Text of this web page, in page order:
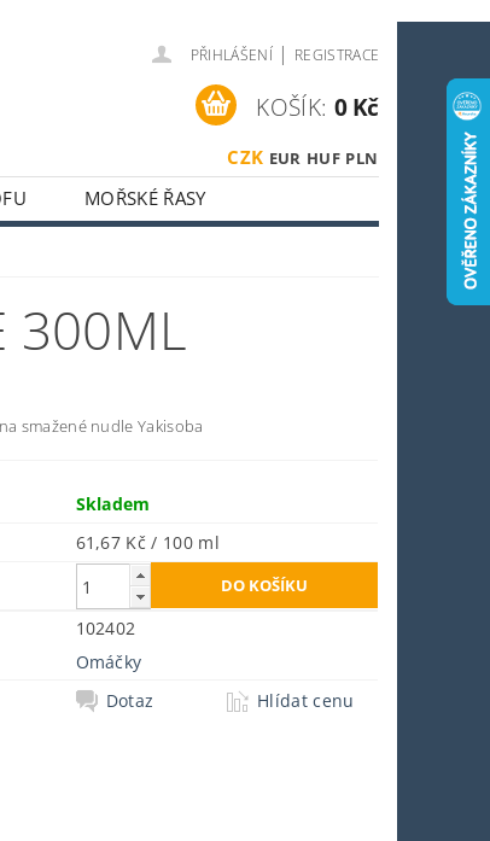
PŘIHLÁŠENÍ | REGISTRACE
CZK EUR HUF PLN
KOŠÍK: 0 Kč
MOŘSKÉ ŘASY
300ML
smažené nudle Yakisoba
Skladem
61,67 Kč / 100 ml
102402
Omáčky
Dotaz Hlídat cenu